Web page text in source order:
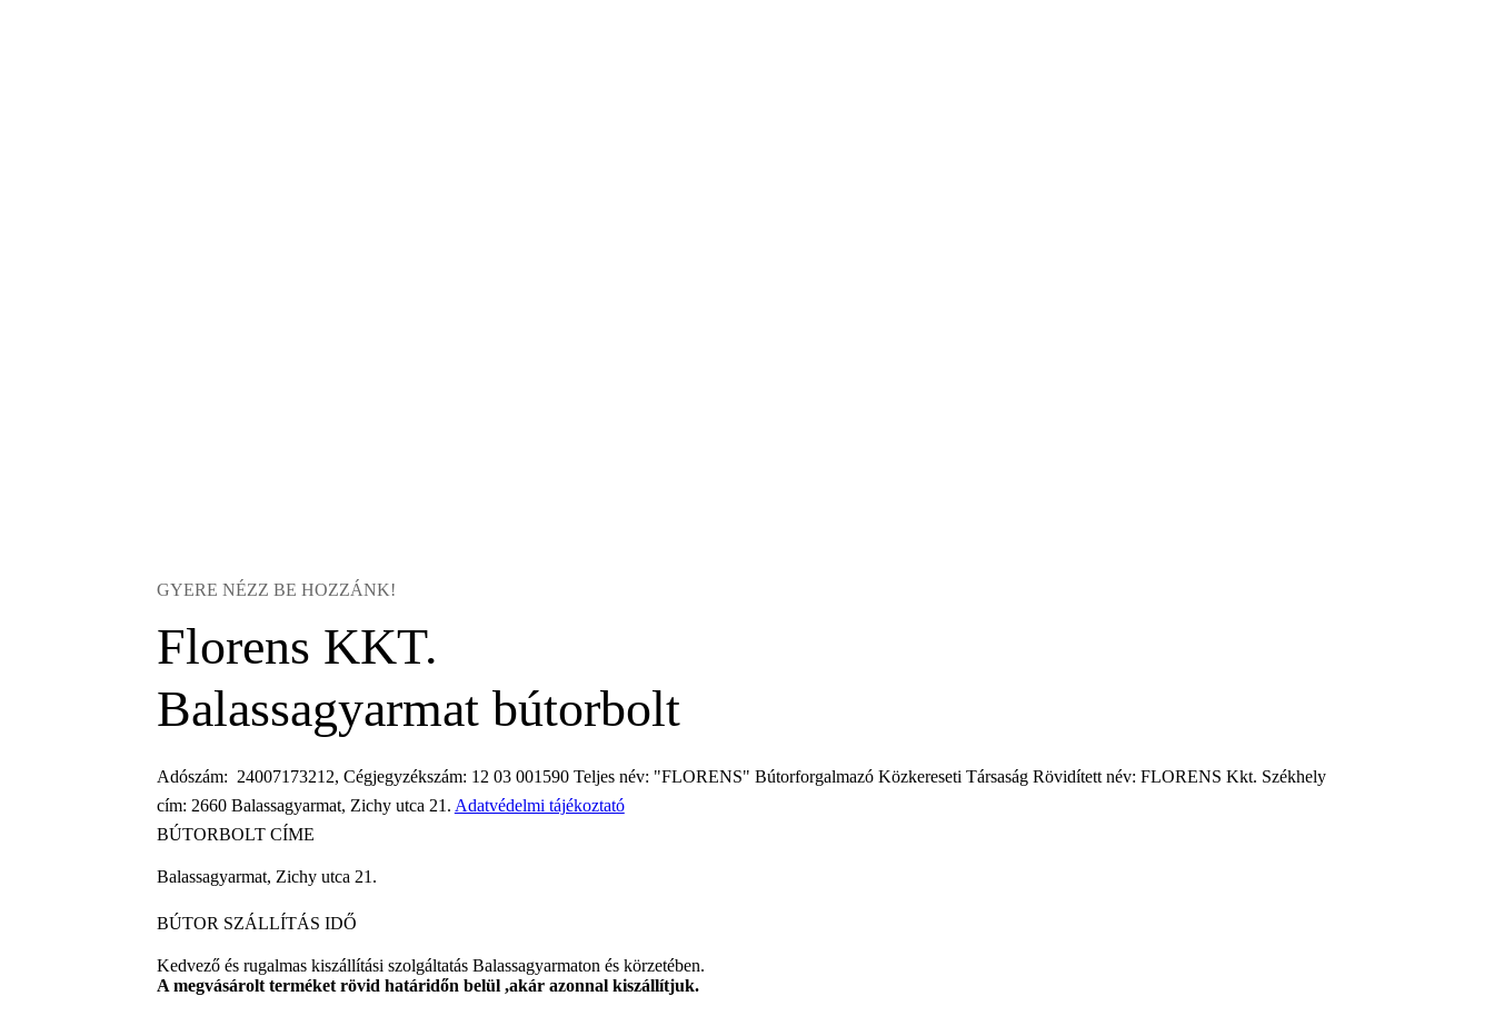
GYERE NÉZZ BE HOZZÁNK!
Florens KKT.
Balassagyarmat bútorbolt
Adószám: 24007173212, Cégjegyzékszám: 12 03 001590 Teljes név: "FLORENS" Bútorforgalmazó Közkereseti Társaság Rövidített név: FLORENS Kkt. Székhely
cím: 2660 Balassagyarmat, Zichy utca 21. Adatvédelmi tájékoztató
BÚTORBOLT CÍME
Balassagyarmat, Zichy utca 21.
BÚTOR SZÁLLÍTÁS IDŐ
Kedvező és rugalmas kiszállítási szolgáltatás Balassagyarmaton és körzetében.
A megvásárolt terméket rövid határidőn belül ,akár azonnal kiszállítjuk.